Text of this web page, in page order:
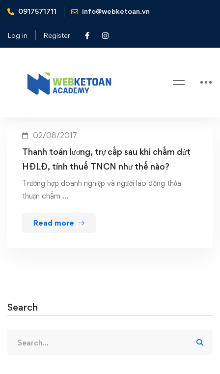
0917571711 info@webketoan.vn
Log in Register
Home tính thuế TNCN như thế nào?
Tag: tính thuế TNCN như thế
02/08/2017
Thanh toán lương, trợ cấp sau khi chấm dứt
HĐLĐ, tính thuế TNCN như thế nào?
Trường hợp doanh nghiệp và người lao động thỏa
thuận chấm …
Read more
Search
for: